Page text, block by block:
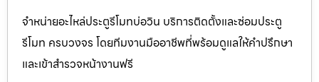
จำหน่ายอะไหล่ประตูรีโมทบ่อวิน บริการติดตั้งและซ่อมประตู
รีโมท ครบวงจร โดยทีมงานมืออาชีพที่พร้อมดูแลให้คำปรึกษา
และเข้าสำรวจหน้างานฟรี